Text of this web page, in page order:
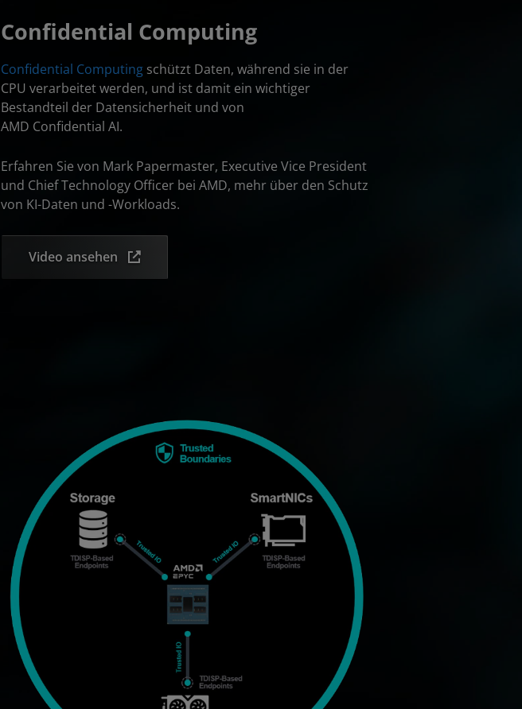
Confidential Computing
Confidential Computing schützt Daten, während sie in der
CPU verarbeitet werden, und ist damit ein wichtiger
Bestandteil der Datensicherheit und von
AMD Confidential AI.
Erfahren Sie von Mark Papermaster, Executive Vice President
und Chief Technology Officer bei AMD, mehr über den Schutz
von KI-Daten und -Workloads.
Video ansehen